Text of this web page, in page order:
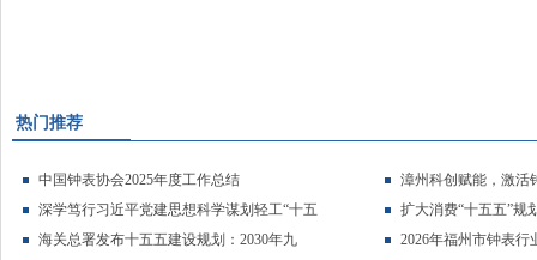
热门推荐
中国钟表协会2025年度工作总结
漳州科创赋能，激活
深学笃行习近平党建思想科学谋划轻工“十五
扩大消费“十五五”规
海关总署发布十五五建设规划：2030年九
2026年福州市钟表行